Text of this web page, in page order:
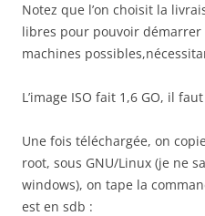
Notez que l’on choisit la
libres pour pouvoir démarrer
machines
L’image ISO fait 1,6 GO, il
Une fois téléchargée, on
root, sous GNU/Linux (je ne
windows), on tape la
est en sdb :